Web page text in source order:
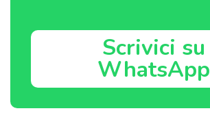
Scrivici su
WhatsApp